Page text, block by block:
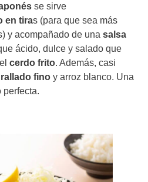
se sirve
en tiras (para que sea más
y acompañado de una salsa
ácido, dulce y salado que
cerdo frito. Además, casi
fino y arroz blanco. Una
perfecta.